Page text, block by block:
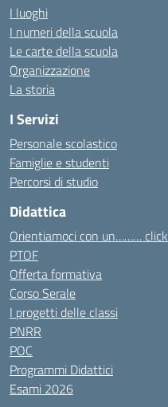
I luoghi
I numeri della scuola
Le carte della scuola
Organizzazione
La storia
I Servizi
Personale scolastico
Famiglie e studenti
Percorsi di studio
Didattica
Orientiamoci con un……… click
PTOF
Offerta formativa
Corso Serale
I progetti delle classi
PNRR
POC
Programmi Didattici
Esami 2026